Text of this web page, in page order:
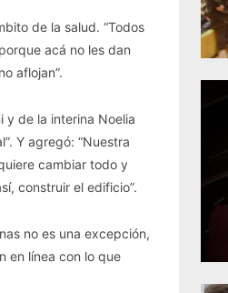
de la salud. “Todos
acá no les dan
aflojan”.
y de la interina Noelia
Y agregó: “Nuestra
cambiar todo y
construir el edificio”.
no es una excepción,
en línea con lo que